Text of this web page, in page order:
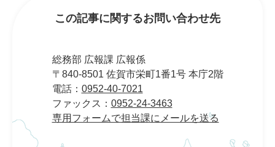
この記事に関するお問い合わせ先
総務部 広報課 広報係
〒840-8501 佐賀市栄町1番1号 本庁2階
電話： 0952-40-7021
ファックス： 0952-24-3463
専用フォームで担当課にメールを送る